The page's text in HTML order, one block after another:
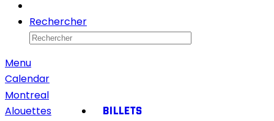
Rechercher
Menu
Calendar
Montreal
Alouettes
BILLETS